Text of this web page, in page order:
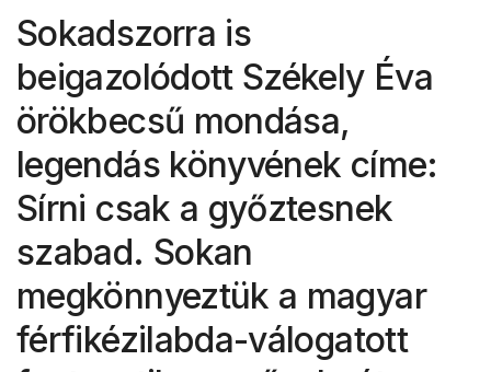
Sokadszorra is
beigazolódott Székely Éva
örökbecsű mondása,
legendás könyvének címe:
Sírni csak a győztesnek
szabad. Sokan
megkönnyeztük a magyar
férfikézilabda-válogatott